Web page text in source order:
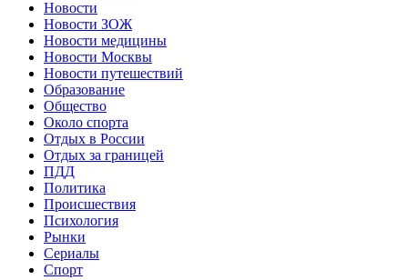
Новости
Новости ЗОЖ
Новости медицины
Новости Москвы
Новости путешествий
Образование
Общество
Около спорта
Отдых в России
Отдых за границей
ПДД
Политика
Происшествия
Психология
Рынки
Сериалы
Спорт